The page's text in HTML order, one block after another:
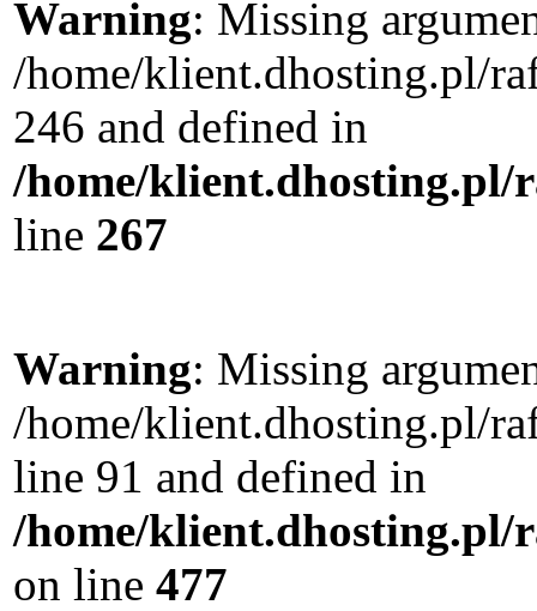
Warning: Missing
/home/klient.dhosting.pl/
246 and defined in
/home/klient.dhosting.pl/
line 267
Warning: Missing
/home/klient.dhosting.pl/
line 91 and defined in
/home/klient.dhosting.pl/
on line 477